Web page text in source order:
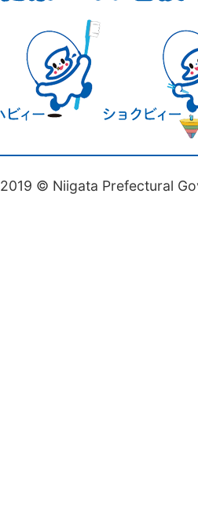
2019 © Niigata Prefectural